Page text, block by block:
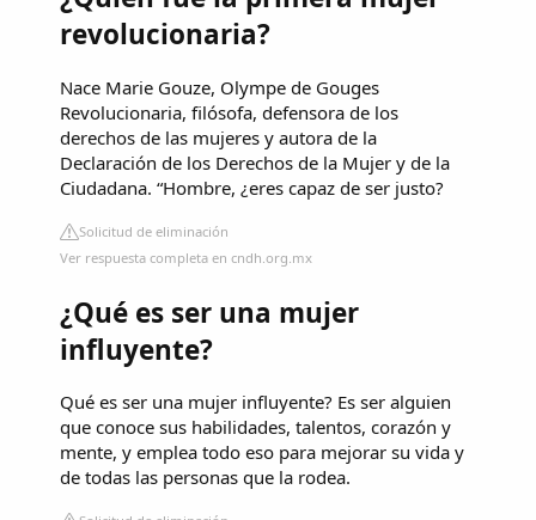
revolucionaria?
Nace Marie Gouze, Olympe de Gouges
Revolucionaria, filósofa, defensora de los
derechos de las mujeres y autora de la
Declaración de los Derechos de la Mujer y de la
Ciudadana. “Hombre, ¿eres capaz de ser justo?
Solicitud de eliminación
Ver respuesta completa en cndh.org.mx
¿Qué es ser una mujer
influyente?
Qué es ser una mujer influyente? Es ser alguien
que conoce sus habilidades, talentos, corazón y
mente, y emplea todo eso para mejorar su vida y
de todas las personas que la rodea.